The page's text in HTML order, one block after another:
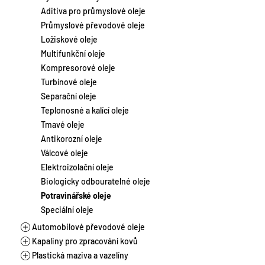
Laky
Suspenze
Tmely
Chladicí kapaliny
Brzdové kapaliny
Aditiva pro autochemii
Motocykly a skútry
Stacionární a plynové motory
Vlaková a lodní doprava
Zahradní a lesní technika
Zemědělství a těžká technika
Aditiva pro průmyslové oleje
Průmyslové převodové oleje
Ložiskové oleje
Multifunkční oleje
Kompresorové oleje
Turbínové oleje
Separační oleje
Teplonosné a kalící oleje
Tmavé oleje
Antikorozní oleje
Válcové oleje
Elektroizolační oleje
Biologicky odbouratelné oleje
Potravinářské oleje
Speciální oleje
Automobilové převodové oleje
Manuální převodovky
Automatické převodovky
Kapaliny pro zpracování kovů
Řezné oleje vodou mísitelné
Plastická maziva a vazelíny